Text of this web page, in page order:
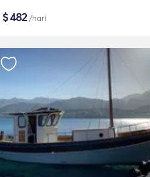
$482/hari